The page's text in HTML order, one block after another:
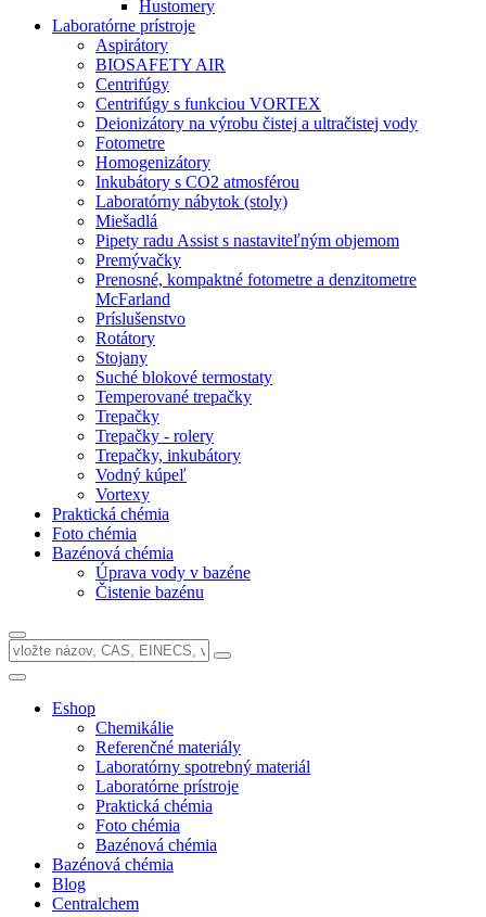
Hustomery
Laboratórne prístroje
Aspirátory
BIOSAFETY AIR
Centrifúgy
Centrifúgy s funkciou VORTEX
Deionizátory na výrobu čistej a ultračistej vody
Fotometre
Homogenizátory
Inkubátory s CO2 atmosférou
Laboratórny nábytok (stoly)
Miešadlá
Pipety radu Assist s nastaviteľným objemom
Premývačky
Prenosné, kompaktné fotometre a denzitometre
McFarland
Príslušenstvo
Rotátory
Stojany
Suché blokové termostaty
Temperované trepačky
Trepačky
Trepačky - rolery
Trepačky, inkubátory
Vodný kúpeľ
Vortexy
Praktická chémia
Foto chémia
Bazénová chémia
Úprava vody v bazéne
Čistenie bazénu
Eshop
Chemikálie
Referenčné materiály
Laboratórny spotrebný materiál
Laboratórne prístroje
Praktická chémia
Foto chémia
Bazénová chémia
Bazénová chémia
Blog
Centralchem